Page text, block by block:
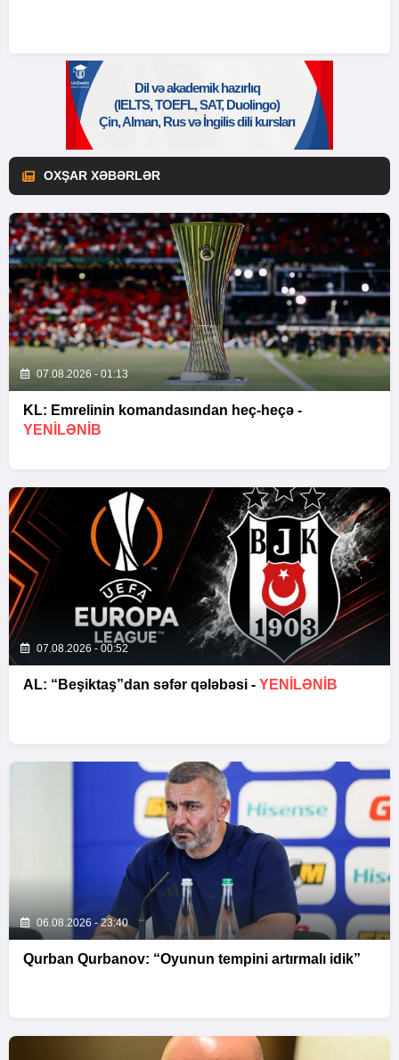
OXŞAR XƏBƏRLƏR
07.08.2026 - 01:13
KL: Emrelinin komandasından heç-heçə -
YENİLƏNİB
07.08.2026 - 00:52
AL: “Beşiktaş”dan səfər qələbəsi - YENİLƏNİB
06.08.2026 - 23:40
Qurban Qurbanov: “Oyunun tempini artırmalı idik”